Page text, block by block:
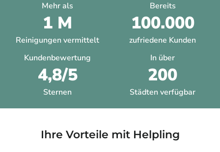
Mehr als
1 M
Reinigungen vermittelt
Bereits
100.000
zufriedene Kunden
Kundenbewertung
4,8/5
Sternen
In über
200
Städten verfügbar
Ihre Vorteile mit Helpling​